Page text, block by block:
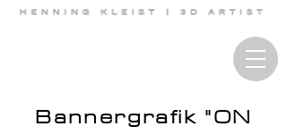
Bannergrafik "ON